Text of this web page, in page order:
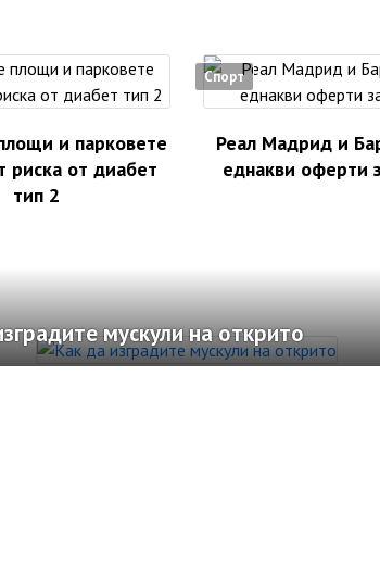
и парковете
риска от диабет
тип 2
Спорт
Реал Мадрид и
еднакви оферти
мускули на открито